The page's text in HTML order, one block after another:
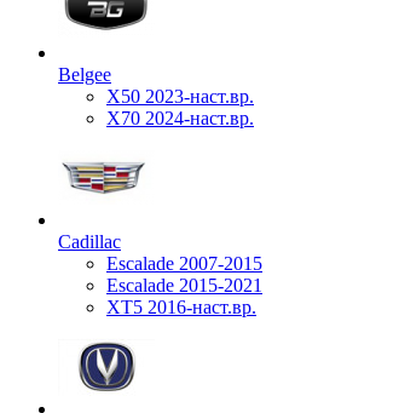
Belgee
X50 2023-наст.вр.
X70 2024-наст.вр.
Cadillac
Escalade 2007-2015
Escalade 2015-2021
XT5 2016-наст.вр.